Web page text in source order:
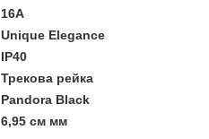
16A
Unique Elegance
IP40
Трекова рейка
Pandora Black
6,95 см мм